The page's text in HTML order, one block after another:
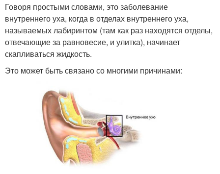
Говоря простыми словами, это заболевание
внутреннего уха, когда в отделах внутреннего уха,
называемых лабиринтом (там как раз находятся отделы,
отвечающие за равновесие, и улитка), начинает
скапливаться жидкость.
Это может быть связано со многими причинами: